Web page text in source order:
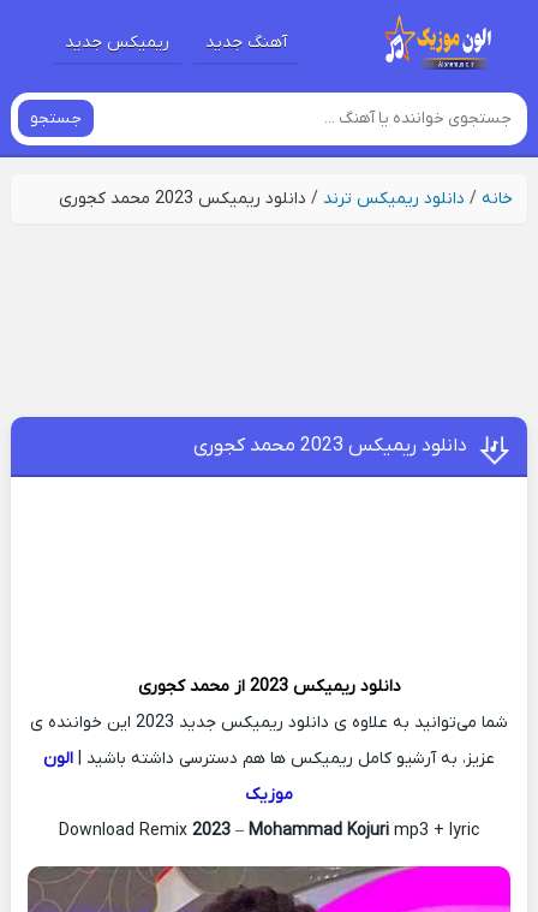
آهنگ جدید ریمیکس جدید
جستجو
خانه/ دانلود ریمیکس ترند / دانلود ریمیکس 2023 محمد کجوری
دانلود ریمیکس 2023 محمد کجوری
دانلود ریمیکس 2023 از
محمد کجوری
شما می‌توانید به علاوه ی دانلود ریمیکس جدید 2023 این خواننده ی
عزیز، به آرشیو کامل ریمیکس ها هم دسترسی داشته باشید | الون
موزیک
Download Remix 2023 – Mohammad Kojuri mp3 + lyric